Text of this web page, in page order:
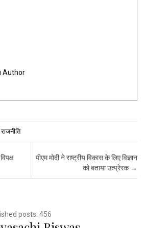
Author
पीएम मोदी ने राष्ट्रीय विकास के लिए विज्ञान
को बताया उत्प्रेरक →
posts: 456